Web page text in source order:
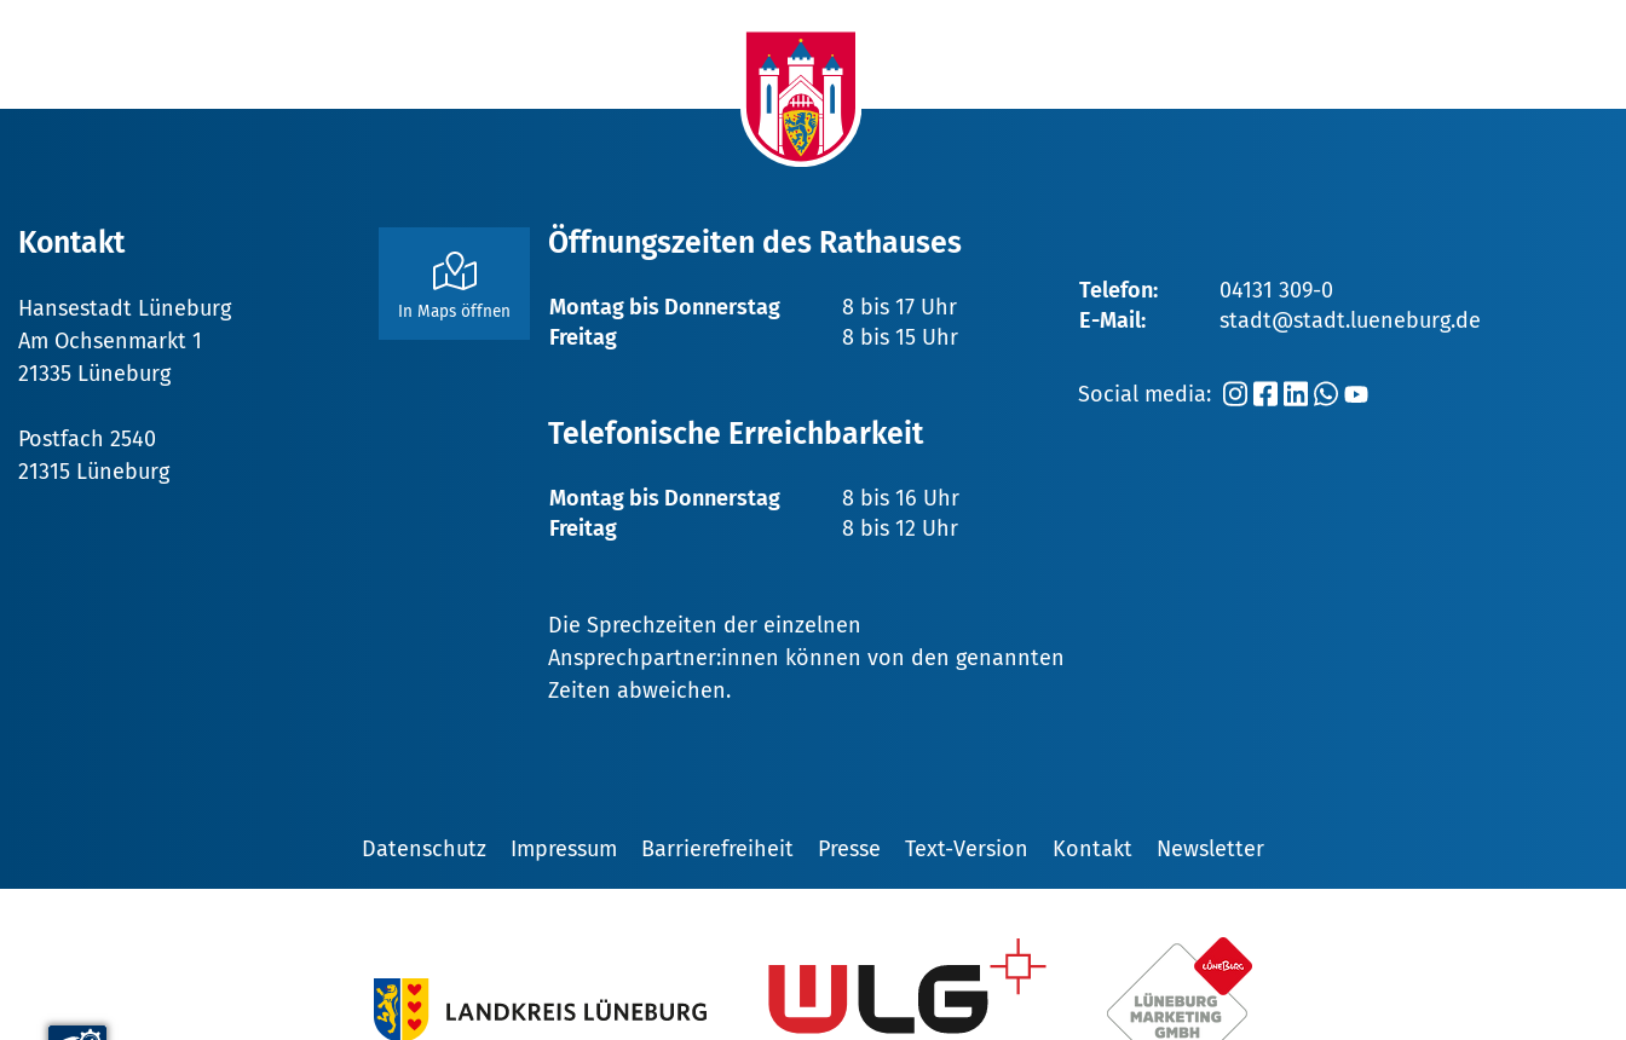
In Maps öffnen
Kontakt
Hansestadt Lüneburg
Am Ochsenmarkt 1
21335 Lüneburg
Postfach 2540
21315 Lüneburg
Öffnungszeiten des Rathauses
Montag bis Donnerstag
8 bis 17 Uhr
Freitag
8 bis 15 Uhr
Telefonische Erreichbarkeit
Montag bis Donnerstag
8 bis 16 Uhr
Freitag
8 bis 12 Uhr
Die Sprechzeiten der einzelnen
Ansprechpartner:innen können von den genannten
Zeiten abweichen.
Telefon:
04131 309-0
E-Mail:
stadt@stadt.lueneburg.de
Social media:
Datenschutz Impressum Barrierefreiheit Presse Text-Version Kontakt Newsletter